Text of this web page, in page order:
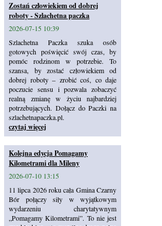
Zostań człowiekiem od dobrej
roboty - Szlachetna paczka
2026-07-15 10:39
Szlachetna Paczka szuka osób
gotowych poświęcić swój czas, by
pomóc rodzinom w potrzebie. To
szansa, by zostać człowiekiem od
dobrej roboty – zrobić coś, co daje
poczucie sensu i pozwala zobaczyć
realną zmianę w życiu najbardziej
potrzebujących. Dołącz do Paczki na
szlachetnapaczka.pl.
czytaj więcej
Kolejna edycja Pomagamy
Kilometrami dla Mileny
2026-07-10 13:15
11 lipca 2026 roku cała Gmina Czarny
Bór połączy siły w wyjątkowym
wydarzeniu charytatywnym
„Pomagamy Kilometrami”. To nie jest